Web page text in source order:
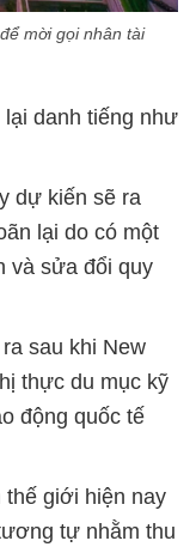
mời gọi nhân tài
danh tiếng như
dự kiến sẽ ra
lại do có một
và sửa đổi quy
sau khi New
thực du mục kỹ
động quốc tế
thế giới hiện nay
tự nhằm thu